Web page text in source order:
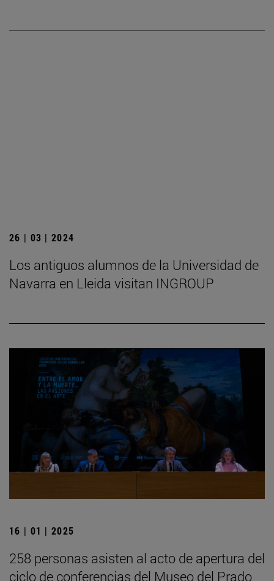
26 | 03 | 2024
Los antiguos alumnos de la Universidad de
Navarra en Lleida visitan INGROUP
16 | 01 | 2025
258 personas asisten al acto de apertura del
ciclo de conferencias del Museo del Prado